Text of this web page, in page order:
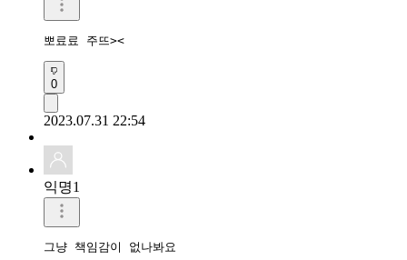
뽀료료 주뜨><
0
2023.07.31 22:54
익명1
그냥 책임감이 없나봐요